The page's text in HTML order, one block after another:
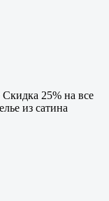
25% на все
из сатина